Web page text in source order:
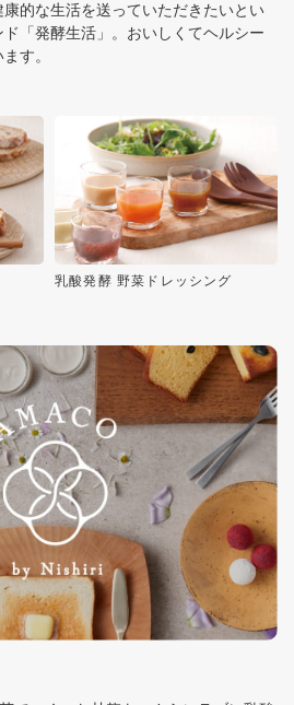
的な生活を送っていただきたいとい
「発酵生活」。おいしくてヘルシー
す。
乳酸発酵 野菜ドレッシング